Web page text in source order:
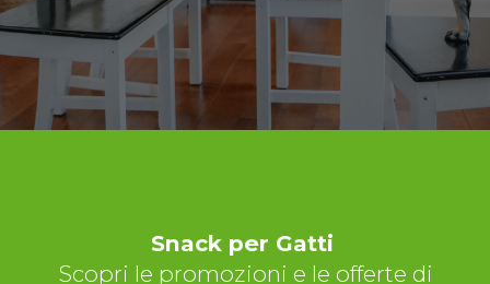
Snack per Gatti
Scopri le promozioni e le offerte di